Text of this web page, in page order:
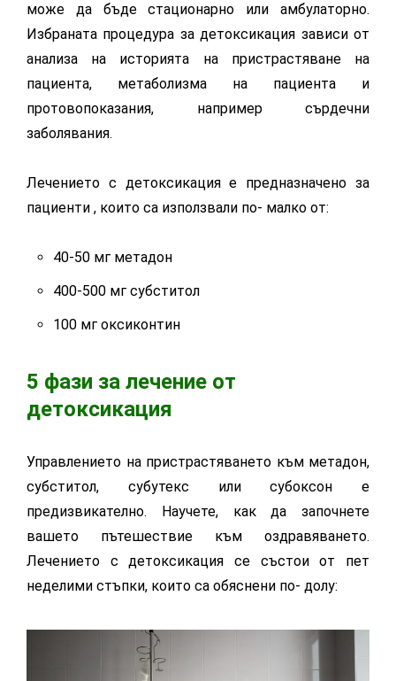
може да бъде стационарно или амбулаторно.
Избраната процедура за детоксикация зависи от
анализа на историята на пристрастяване на
пациента, метаболизма на пациента и
протовопоказания, например сърдечни
заболявания.
Лечението с детоксикация е предназначено за
пациенти , които са използвали по- малко от:
40-50 мг метадон
400-500 мг субститол
100 мг оксиконтин
5 фази за лечение от
детоксикация
Управлението на пристрастяването към метадон,
субститол, субутекс или субоксон е
предизвикателно. Научете, как да започнете
вашето пътешествие към оздравяването.
Лечението с детоксикация се състои от пет
неделими стъпки, които са обяснени по- долу: